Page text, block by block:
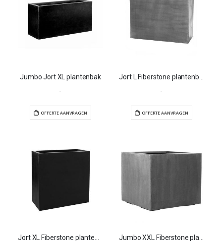
Jumbo Jort XL plantenbak
-
OFFERTE AANVRAGEN
Jort L Fiberstone plantenbak
-
OFFERTE
Jort XL Fiberstone plantenbak
Jumbo XXL Fiberstone plantenbak